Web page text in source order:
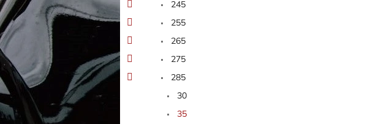
245
255
265
275
285
30
35